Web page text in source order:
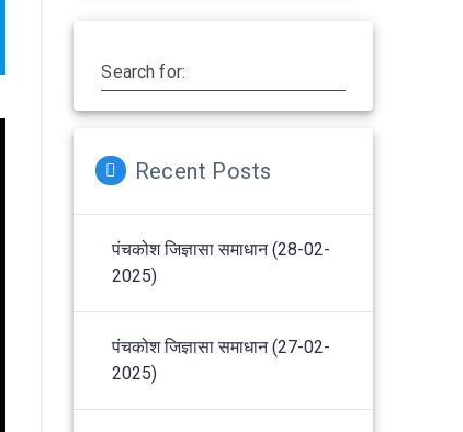
Search for:
Recent Posts
पंचकोश जिज्ञासा समाधान (28-02-
2025)
पंचकोश जिज्ञासा समाधान (27-02-
2025)